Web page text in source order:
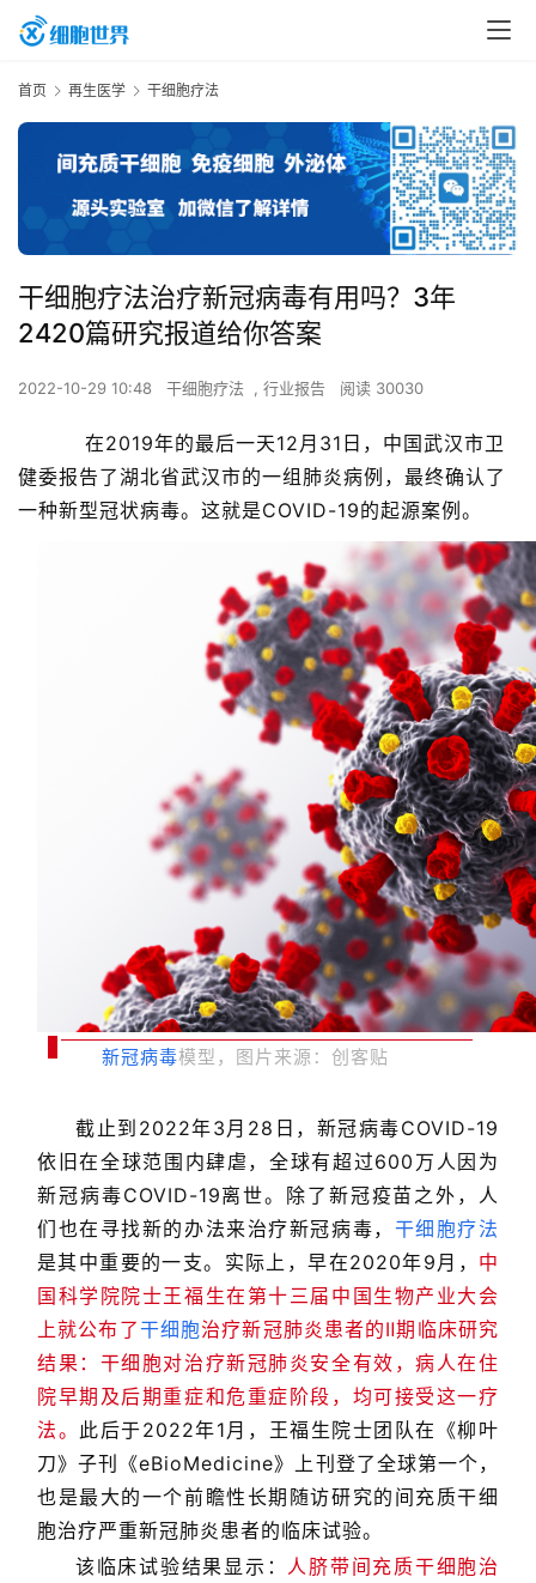
首页 再生医学 干细胞疗法
干细胞疗法治疗新冠病毒有用吗？3年
2420篇研究报道给你答案
2022-10-29 10:48 干细胞疗法 , 行业报告 阅读 30030
在2019年的最后一天12月31日，中国武汉市卫
健委报告了湖北省武汉市的一组肺炎病例，最终确认了
一种新型冠状病毒。这就是COVID-19的起源案例。
新冠病毒模型，图片来源：创客贴
截止到2022年3月28日，新冠病毒COVID-19
依旧在全球范围内肆虐，全球有超过600万人因为
新冠病毒COVID-19离世。除了新冠疫苗之外，人
们也在寻找新的办法来治疗新冠病毒， 干细胞疗法
是其中重要的一支。实际上，早在2020年9月， 中
国科学院院士王福生在第十三届中国生物产业大会
上就公布了干细胞治疗新冠肺炎患者的Ⅱ期临床研究
结果：干细胞对治疗新冠肺炎安全有效，病人在住
院早期及后期重症和危重症阶段，均可接受这一疗
法。 此后于2022年1月，王福生院士团队在《柳叶
刀》子刊《eBioMedicine》上刊登了全球第一个，
也是最大的一个前瞻性长期随访研究的间充质干细
胞治疗严重新冠肺炎患者的临床试验。
该临床试验结果显示： 人脐带间充质干细胞治